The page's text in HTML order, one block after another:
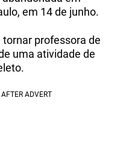
em 14 de junho.
professora de
uma atividade de